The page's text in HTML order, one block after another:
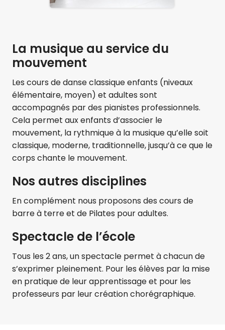
La musique au service du
mouvement
Les cours de danse classique enfants (niveaux
élémentaire, moyen) et adultes sont
accompagnés par des pianistes professionnels.
Cela permet aux enfants d’associer le
mouvement, la rythmique à la musique qu’elle soit
classique, moderne, traditionnelle, jusqu’à ce que le
corps chante le mouvement.
Nos autres disciplines
En complément nous proposons des cours de
barre à terre et de Pilates pour adultes.
Spectacle de l’école
Tous les 2 ans, un spectacle permet à chacun de
s’exprimer pleinement. Pour les élèves par la mise
en pratique de leur apprentissage et pour les
professeurs par leur création chorégraphique.